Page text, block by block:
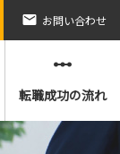
email お問い合わせ
linear_scale
転職成功の流れ